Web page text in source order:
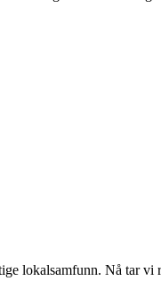
lokalsamfunn. Nå tar